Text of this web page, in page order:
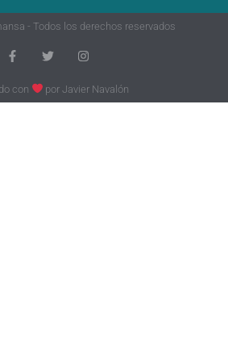
- Todos los derechos reservados
con porJavier Navalón